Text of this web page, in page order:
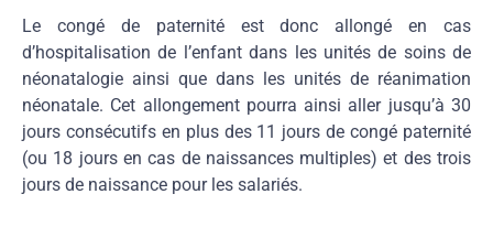
Le congé de paternité est donc allongé en cas
d’hospitalisation de l’enfant dans les unités de soins de
néonatalogie ainsi que dans les unités de réanimation
néonatale. Cet allongement pourra ainsi aller jusqu’à 30
jours consécutifs en plus des 11 jours de congé paternité
(ou 18 jours en cas de naissances multiples) et des trois
jours de naissance pour les salariés.